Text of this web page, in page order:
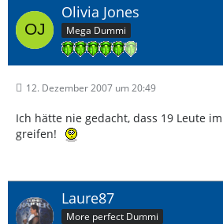
Olivia Jones
Mega Dummi
12. Dezember 2007 um 20:49
Ich hätte nie gedacht, dass 19 Leute
greifen!
Laure87
More perfect Dummi